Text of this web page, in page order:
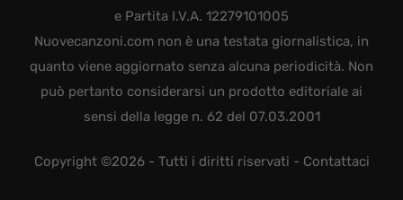
e Partita I.V.A. 12279101005
Nuovecanzoni.com non è una testata giornalistica, in
quanto viene aggiornato senza alcuna periodicità. Non
può pertanto considerarsi un prodotto editoriale ai
sensi della legge n. 62 del 07.03.2001
Copyright ©2026 - Tutti i diritti riservati - Contattaci